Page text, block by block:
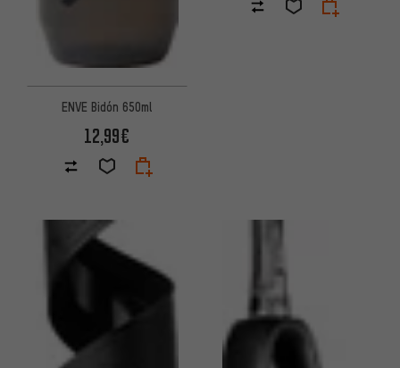
ENVE Bidón 650ml
12,99€